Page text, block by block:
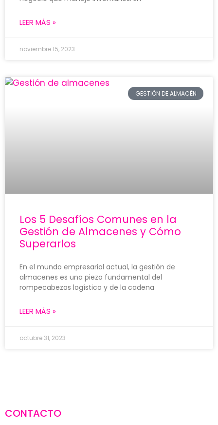
LEER MÁS »
noviembre 15, 2023
GESTIÓN DE ALMACÉN
Los 5 Desafíos Comunes en la
Gestión de Almacenes y Cómo
Superarlos
En el mundo empresarial actual, la gestión de
almacenes es una pieza fundamental del
rompecabezas logístico y de la cadena
LEER MÁS »
octubre 31, 2023
CONTACTO